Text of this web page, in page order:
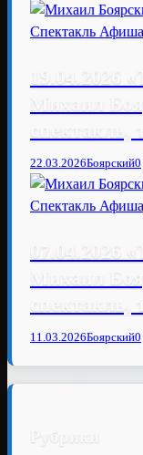
19.04.2026
Михаил
спектакль,
22.03.2026Боярский0
07.04.2026
Михаил
спектакль,
11.03.2026Боярский0
Рубрики